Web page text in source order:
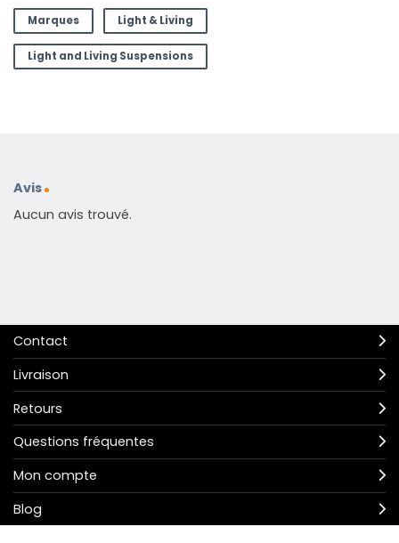
Marques Light & Living
Light and Living Suspensions
Avis
Aucun avis trouvé.
Contact
Livraison
Retours
Questions fréquentes
Mon compte
Blog